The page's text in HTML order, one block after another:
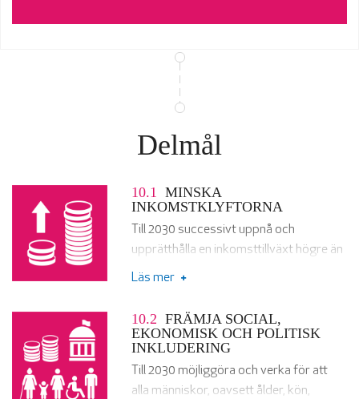
Delmål
10.1 MINSKA
INKOMSTKLYFTORNA
Till 2030 successivt uppnå och
upprätthålla en inkomsttillväxt högre än
det nationella genomsnittet för de 40
Läs mer
10.2 FRÄMJA SOCIAL,
EKONOMISK OCH POLITISK
INKLUDERING
Till 2030 möjliggöra och verka för att
alla människor, oavsett ålder, kön,